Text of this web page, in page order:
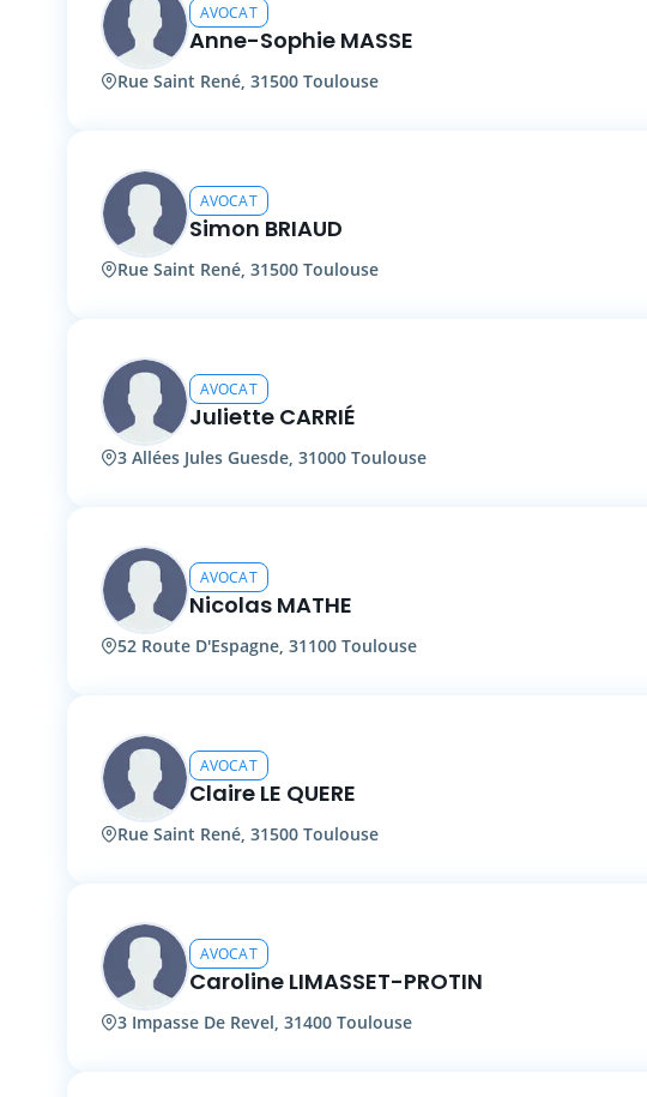
AVOCAT
Anne-Sophie MASSE
Rue Saint René, 31500 Toulouse
AVOCAT
Simon BRIAUD
Rue Saint René, 31500 Toulouse
AVOCAT
Juliette CARRIÉ
3 Allées Jules Guesde, 31000 Toulouse
AVOCAT
Nicolas MATHE
52 Route D'Espagne, 31100 Toulouse
AVOCAT
Claire LE QUERE
Rue Saint René, 31500 Toulouse
AVOCAT
Caroline LIMASSET-PROTIN
3 Impasse De Revel, 31400 Toulouse